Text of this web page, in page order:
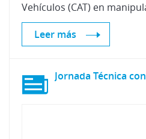
Leer más
Jornada Técnica con